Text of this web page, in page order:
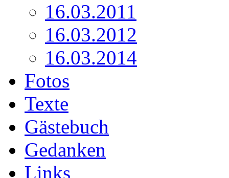
16.03.2011
16.03.2012
16.03.2014
Fotos
Texte
Gästebuch
Gedanken
Links